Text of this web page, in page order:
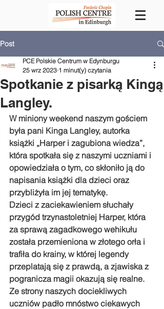
Post
Spotkanie z pisarką Kingą
Langley.
PCE Polskie Centrum w Edynburgu
25 wrz 2023 1 minut(y) czytania
W miniony weekend naszym gościem
była pani Kinga Langley, autorka
książki „Harper i zagubiona wiedza”,
która spotkała się z naszymi uczniami i
opowiedziała o tym, co skłoniło ją do
napisania książki dla dzieci oraz
przybliżyła im jej tematykę.
Dzieci z zaciekawieniem słuchały
przygód trzynastoletniej Harper, która
za sprawą zagadkowego wehikułu
została przemieniona w złotego orła i
trafiła do krainy, w której legendy
przeplatają się z prawdą, a zjawiska z
pogranicza magii okazują się realne.
Ze strony naszych dociekliwych
uczniów padło mnóstwo ciekawych